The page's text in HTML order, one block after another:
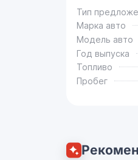
Тип
Марка авто
Модель авто
Год выпуска
Топливо
Пробег